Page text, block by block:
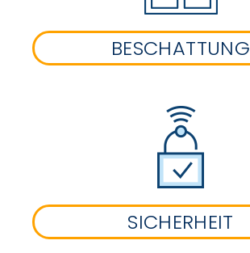
BESCHATTUNG
SICHERHEIT